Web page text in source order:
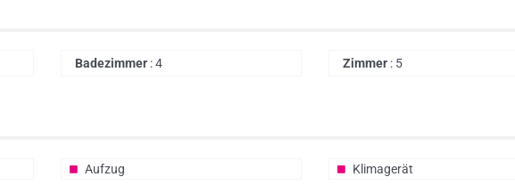
Badezimmer :4 Zimmer : 5
Aufzug
Klimagerät